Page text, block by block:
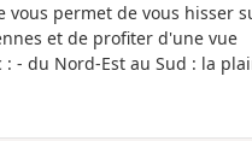
vous permet de vous hisser
et de profiter d'une vue
: - du Nord-Est au Sud : la
Vercors, - et plein Ouest, le